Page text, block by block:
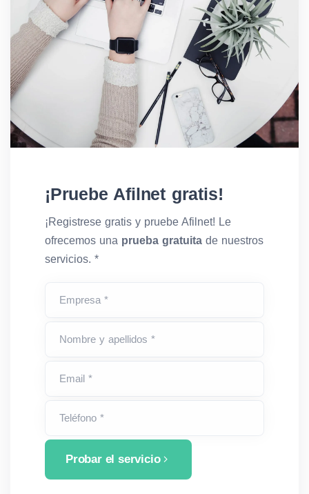
¡Pruebe Afilnet gratis!
¡Registrese gratis y pruebe Afilnet! Le
ofrecemos una prueba gratuita de nuestros
servicios. *
Empresa *
Nombre y apellidos *
Email *
Teléfono *
Probar el servicio